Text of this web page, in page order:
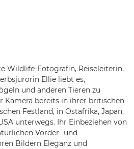
Wildlife-Fotografin, Reiseleiterin,
Ellie liebt es,
und anderen Tieren zu
Kamera bereits in ihrer britischen
Festland, in Ostafrika, Japan,
unterwegs. Ihr Einbeziehen von
Vorder- und
Bildern Eleganz und